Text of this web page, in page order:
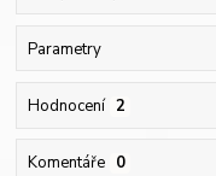
Parametry
Hodnocení 2
Komentáře 0